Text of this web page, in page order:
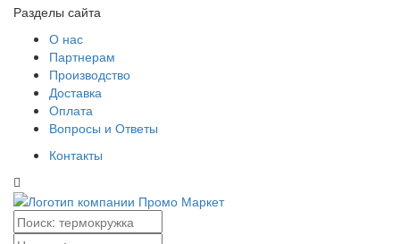
Разделы сайта
О нас
Партнерам
Производство
Доставка
Оплата
Вопросы и Ответы
Контакты